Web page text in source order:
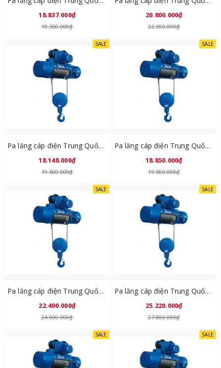
18.837.000₫
19.300.000₫
20.800.000₫
22.300.000₫
SALE
Pa lăng cáp điện Trung Quốc CD1 3Tx6M
18.148.000₫
19.500.000₫
SALE
Pa lăng cáp điện Trung Quốc CD1 3Tx9M
18.850.000₫
19.500.000₫
SALE
Pa lăng cáp điện Trung Quốc CD1 3Tx12M
22.490.000₫
24.000.000₫
SALE
Pa lăng cáp điện Trung Quốc CD1 3Tx18M
25.220.000₫
27.800.000₫
SALE SALE